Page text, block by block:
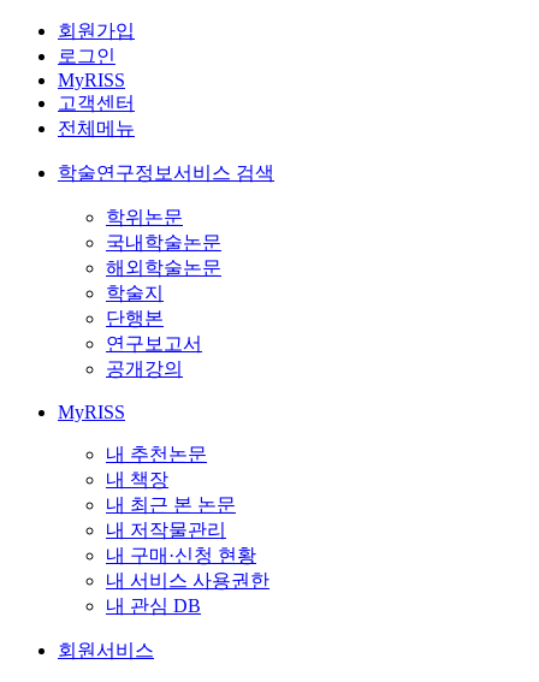
회원가입
로그인
MyRISS
고객센터
전체메뉴
학술연구정보서비스 검색
학위논문
국내학술논문
해외학술논문
학술지
단행본
연구보고서
공개강의
MyRISS
내 추천논문
내 책장
내 최근 본 논문
내 저작물관리
내 구매·신청 현황
내 서비스 사용권한
내 관심 DB
회원서비스